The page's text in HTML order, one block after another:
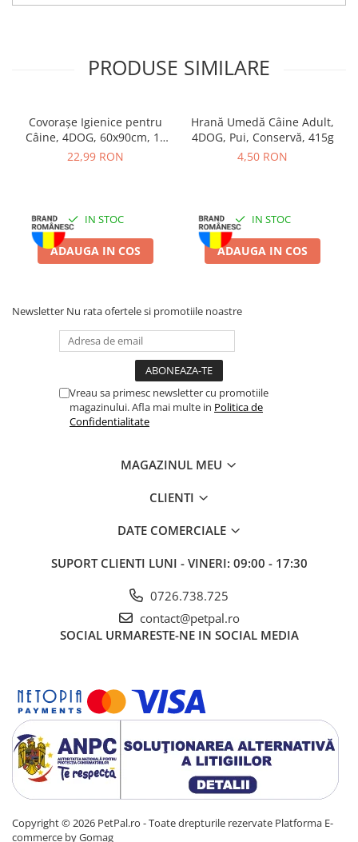
PRODUSE SIMILARE
Covorașe Igienice pentru
Câine, 4DOG, 60x90cm, 10
bucăți
22,99 RON
IN STOC
ADAUGA IN COS
Hrană Umedă Câine Adult,
4DOG, Pui, Conservă, 415g
4,50 RON
IN STOC
ADAUGA IN COS
Newsletter Nu rata ofertele si promotiile noastre
Vreau sa primesc newsletter cu promotiile
magazinului. Afla mai multe in Politica de
Confidentialitate
MAGAZINUL MEU
CLIENTI
DATE COMERCIALE
SUPORT CLIENTI LUNI - VINERI: 09:00 - 17:30
0726.738.725
contact@petpal.ro
SOCIAL URMARESTE-NE IN SOCIAL MEDIA
Copyright © 2026 PetPal.ro - Toate drepturile rezervate Platforma E-
commerce by Gomag